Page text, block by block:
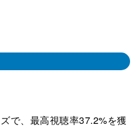
で、最高視聴率37.2%を獲